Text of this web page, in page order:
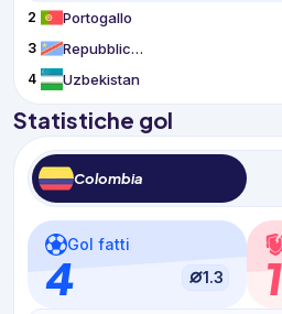
2
Portogallo
3
Repubblica Democratica del Congo
4
Uzbekistan
Statistiche gol
Colombia
Gol fatti
4 1.3 1